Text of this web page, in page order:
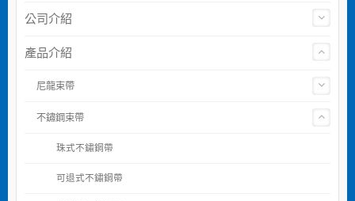
公司介紹
產品介紹
尼龍束帶
不鏽鋼束帶
珠式不鏽鋼帶
可退式不鏽鋼帶